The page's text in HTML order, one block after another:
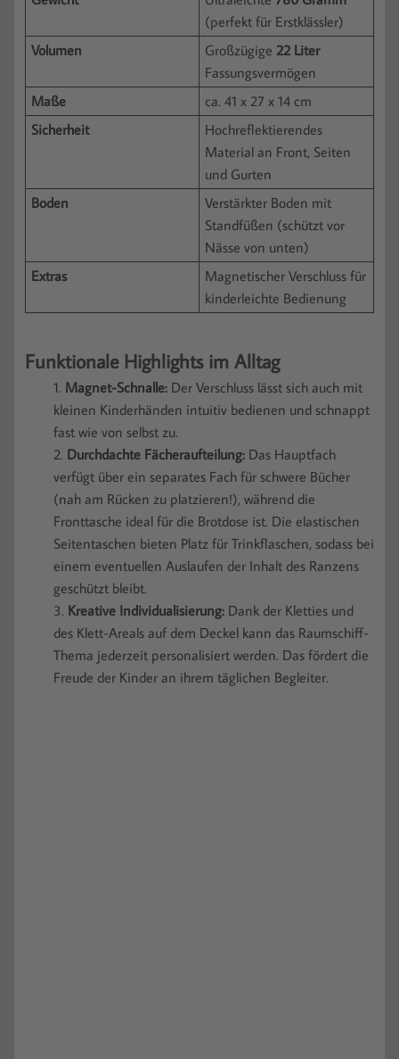
(perfekt für Erstklässler)
Volumen
Großzügige 22 Liter
Fassungsvermögen
Maße
ca. 41 x 27 x 14 cm
Sicherheit
Hochreflektierendes
Material an Front, Seiten
und Gurten
Boden
Verstärkter Boden mit
Standfüßen (schützt vor
Nässe von unten)
Extras
Magnetischer Verschluss für
kinderleichte Bedienung
Funktionale Highlights im Alltag
Magnet-Schnalle: Der Verschluss lässt sich auch mit
kleinen Kinderhänden intuitiv bedienen und schnappt
fast wie von selbst zu.
Durchdachte Fächeraufteilung: Das Hauptfach
verfügt über ein separates Fach für schwere Bücher
(nah am Rücken zu platzieren!), während die
Fronttasche ideal für die Brotdose ist. Die elastischen
Seitentaschen bieten Platz für Trinkflaschen, sodass bei
einem eventuellen Auslaufen der Inhalt des Ranzens
geschützt bleibt.
Kreative Individualisierung: Dank der Kletties und
des Klett-Areals auf dem Deckel kann das Raumschiff-
Thema jederzeit personalisiert werden. Das fördert die
Freude der Kinder an ihrem täglichen Begleiter.